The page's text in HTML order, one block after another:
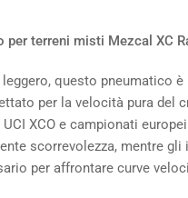
per terreni misti Mezcal XC
questo pneumatico
per la velocità pura del
XCO e campionati
scorrevolezza, mentre
per affrontare curve